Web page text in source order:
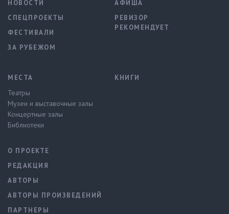
НОВОСТИ
СПЕЦПРОЕКТЫ
ФЕСТИВАЛИ
ЗА РУБЕЖОМ
АФИША
РЕВИЗОР
РЕКОМЕНДУЕТ
МЕСТА
Театры
Музеи и выставочные залы
Концертные залы
Библиотеки
КНИГИ
О ПРОЕКТЕ
РЕДАКЦИЯ
АВТОРЫ
АВТОРЫ ПРОИЗВЕДЕНИЙ
ПАРТНЕРЫ